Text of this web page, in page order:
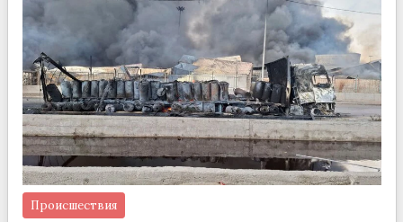
Происшествия